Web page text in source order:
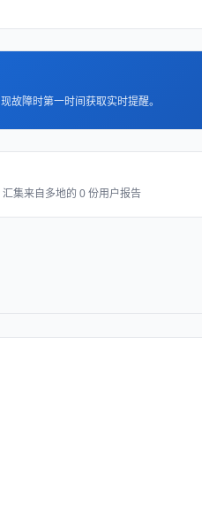
故障时第一时间获取实时提醒。
集来自多地的 0 份用户报告